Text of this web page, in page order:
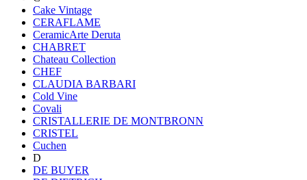
Cake Vintage
CERAFLAME
CeramicArte Deruta
CHABRET
Chateau Collection
CHEF
CLAUDIA BARBARI
Cold Vine
Covali
CRISTALLERIE DE MONTBRONN
CRISTEL
Cuchen
D
DE BUYER